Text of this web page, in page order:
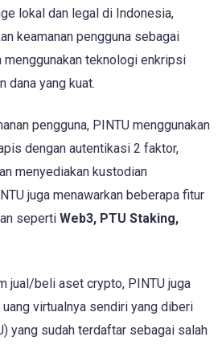
lokal dan legal di Indonesia,
keamanan pengguna sebagai
menggunakan teknologi enkripsi
dana yang kuat.
pengguna, PINTU menggunakan
dengan autentikasi 2 faktor,
menyediakan kustodian
juga menawarkan beberapa fitur
seperti Web3, PTU Staking,
jual/beli aset crypto, PINTU juga
virtualnya sendiri yang diberi
yang sudah terdaftar sebagai salah